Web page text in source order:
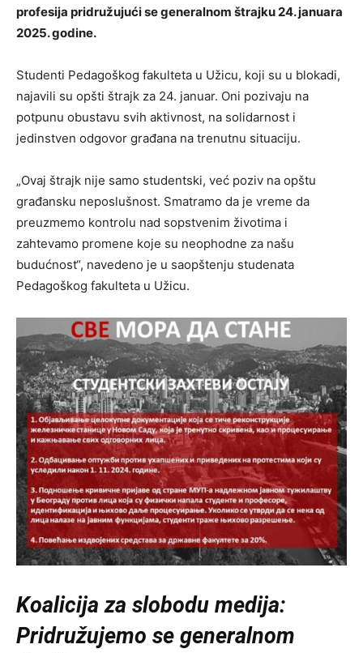
profesija pridružujući se generalnom štrajku 24. januara
2025. godine.
Studenti Pedagoškog fakulteta u Užicu, koji su u blokadi,
najavili su opšti štrajk za 24. januar. Oni pozivaju na
potpunu obustavu svih aktivnost, na solidarnost i
jedinstven odgovor građana na trenutnu situaciju.
„Ovaj štrajk nije samo studentski, već poziv na opštu
građansku neposlušnost. Smatramo da je vreme da
preuzmemo kontrolu nad sopstvenim životima i
zahtevamo promene koje su neophodne za našu
budućnost“, navedeno je u saopštenju studenata
Pedagoškog fakulteta u Užicu.
Koalicija za slobodu medija:
Pridružujemo se generalnom